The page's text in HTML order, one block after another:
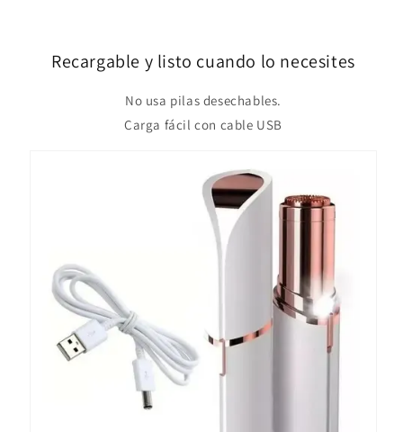
Recargable y listo cuando lo necesites
No usa pilas desechables.
Carga fácil con cable USB